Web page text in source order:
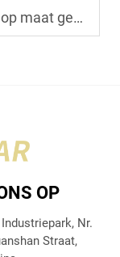
voor uw winkel
OP
Nr.
Straat,